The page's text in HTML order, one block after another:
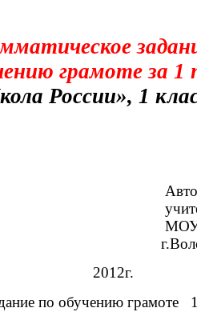
грамоте за 1
России», 1
по обучению грамоте